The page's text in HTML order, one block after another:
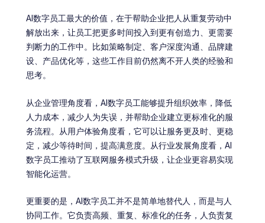
AI数字员工最大的价值，在于帮助企业把人从重复劳动中
解放出来，让员工把更多时间投入到更有创造力、更需要
判断力的工作中。比如策略制定、客户深度沟通、品牌建
设、产品优化等，这些工作目前仍然离不开人类的经验和
思考。
从企业管理角度看，AI数字员工能够提升组织效率，降低
人力成本，减少人为失误，并帮助企业建立更标准化的服
务流程。从用户体验角度看，它可以让服务更及时、更稳
定，减少等待时间，提高满意度。从行业发展角度看，AI
数字员工推动了互联网服务模式升级，让企业更容易实现
智能化运营。
更重要的是，AI数字员工并不是简单地替代人，而是与人
协同工作。它负责高频、重复、标准化的任务，人负责复